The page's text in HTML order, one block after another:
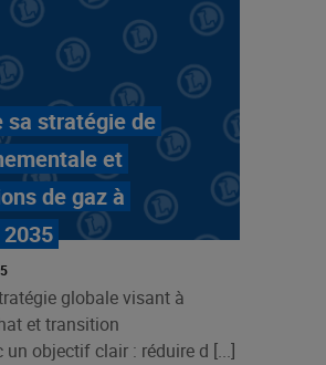
sa stratégie de
et
de gaz à
globale visant à
et transition
un objectif clair : réduire d [...]